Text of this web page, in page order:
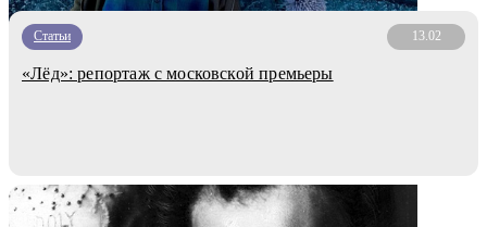
Статьи 13.02
«Лёд»: репортаж с московской премьеры